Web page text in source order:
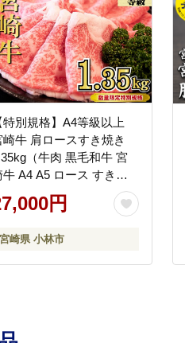
特別規格】A4等級以上
崎牛 肩ロースすき焼き
（牛肉 黒毛和牛 宮
牛 A4 A5 ロース すき焼
用 赤身 霜降り 人気 ブラ
ド牛）
円
宮崎県 小林市